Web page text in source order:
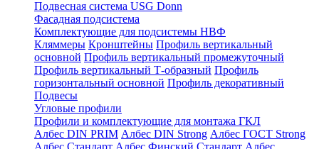
Подвесная система USG Donn
Фасадная подсистема
Комплектующие для подсистемы НВФ
Кляммеры Кронштейны Профиль вертикальный
основной Профиль вертикальный промежуточный
Профиль вертикальный Т-образный Профиль
горизонтальный основной Профиль декоративный
Подвесы
Угловые профили
Профили и комплектующие для монтажа ГКЛ
Албес DIN PRIM Албес DIN Strong Албес ГОСТ Strong
Албес Стандарт Албес Финский Стандарт Албес